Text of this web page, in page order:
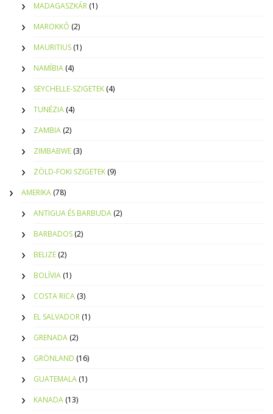
MADAGASZKÁR (1)
MAROKKÓ (2)
MAURITIUS (1)
NAMÍBIA (4)
SEYCHELLE-SZIGETEK (4)
TUNÉZIA (4)
ZAMBIA (2)
ZIMBABWE (3)
ZÖLD-FOKI SZIGETEK (9)
AMERIKA (78)
ANTIGUA ÉS BARBUDA (2)
BARBADOS (2)
BELIZE (2)
BOLÍVIA (1)
COSTA RICA (3)
EL SALVADOR (1)
GRENADA (2)
GRÖNLAND (16)
GUATEMALA (1)
KANADA (13)